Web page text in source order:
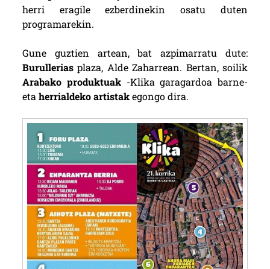
herri eragile ezberdinekin osatu duten
programarekin.
Gune guztien artean, bat azpimarratu dute:
Burulleriasplaza, Alde Zaharrean. Bertan, soilik
Arabako produktuak-Klika garagardoa barne-
eta herrialdeko artistakegongo dira.